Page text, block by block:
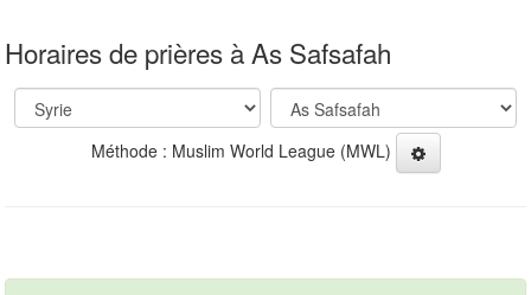
Horaires de prières à As Safsafah
Méthode : Muslim World League (MWL)